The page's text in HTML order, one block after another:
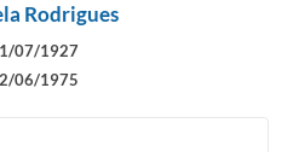
Rodrigues
07/1927
06/1975